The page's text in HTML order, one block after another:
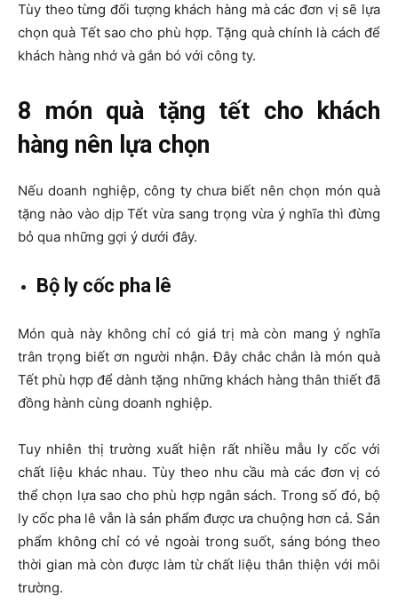
Tùy theo từng đối tượng khách hàng mà các đơn vị sẽ lựa
chọn quà Tết sao cho phù hợp. Tặng quà chính là cách để
khách hàng nhớ và gắn bó với công ty.
8 món quà tặng tết cho khách
hàng nên lựa chọn
Nếu doanh nghiệp, công ty chưa biết nên chọn món quà
tặng nào vào dịp Tết vừa sang trọng vừa ý nghĩa thì đừng
bỏ qua những gợi ý dưới đây.
Bộ ly cốc pha lê
Món quà này không chỉ có giá trị mà còn mang ý nghĩa
trân trọng biết ơn người nhận. Đây chắc chắn là món quà
Tết phù hợp để dành tặng những khách hàng thân thiết đã
đồng hành cùng doanh nghiệp.
Tuy nhiên thị trường xuất hiện rất nhiều mẫu ly cốc với
chất liệu khác nhau. Tùy theo nhu cầu mà các đơn vị có
thể chọn lựa sao cho phù hợp ngân sách. Trong số đó, bộ
ly cốc pha lê vẫn là sản phẩm được ưa chuộng hơn cả. Sản
phẩm không chỉ có vẻ ngoài trong suốt, sáng bóng theo
thời gian mà còn được làm từ chất liệu thân thiện với môi
trường.